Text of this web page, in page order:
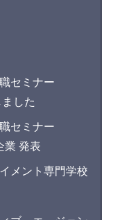
セミナー
した
セミナー
業 発表
メント専門学校